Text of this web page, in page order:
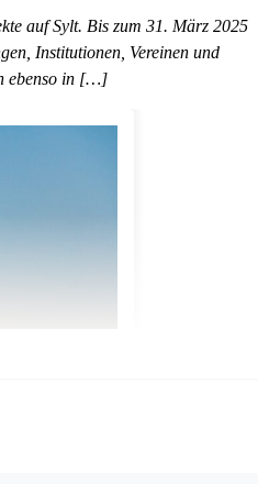
auf Sylt. Bis zum 31. März 2025
Institutionen, Vereinen und
ebenso in […]